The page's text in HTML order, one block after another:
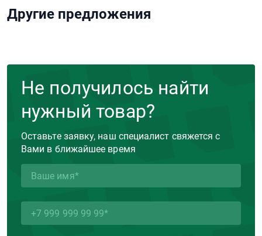
Другие предложения
Не получилось найти
нужный товар?
Оставьте заявку, наш специалист свяжется с
Вами в ближайшее время